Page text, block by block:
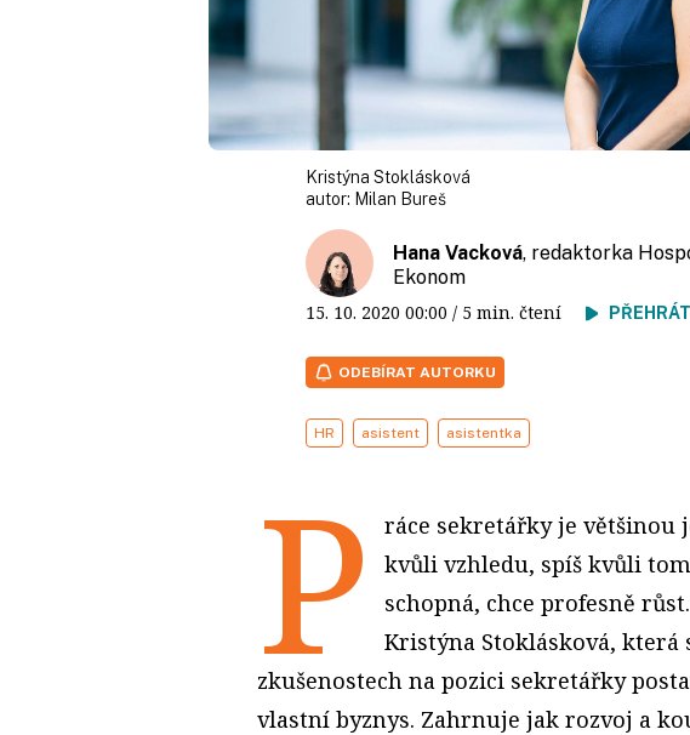
Kristýna Stoklásková
autor: Milan Bureš
Hana Vacková, redaktorka
Ekonom
15. 10. 2020 00:00 / 5 min. čtení
ODEBÍRAT AUTORKU
HR asistent asistentka
P
ráce sekretářky je většinou
kvůli vzhledu, spíš kvůli
schopná, chce profesně
Kristýna Stoklásková, která
zkušenostech na pozici sekretářky
vlastní byznys. Zahrnuje jak rozvoj a